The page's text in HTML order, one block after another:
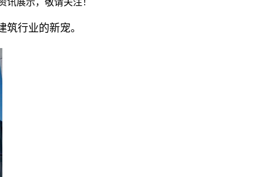
行业的新宠。